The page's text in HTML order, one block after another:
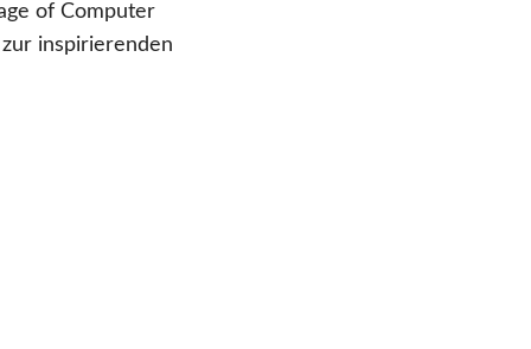
of Computer
inspirierenden